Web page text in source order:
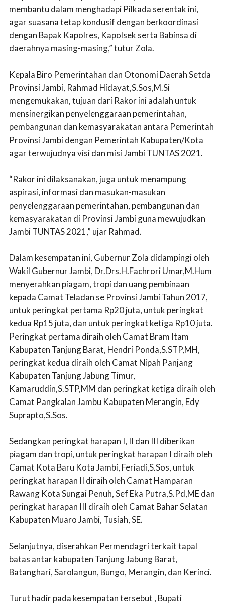
membantu dalam menghadapi Pilkada serentak ini,
agar suasana tetap kondusif dengan berkoordinasi
dengan Bapak Kapolres, Kapolsek serta Babinsa di
daerahnya masing-masing,” tutur Zola.
Kepala Biro Pemerintahan dan Otonomi Daerah Setda
Provinsi Jambi, Rahmad Hidayat,S.Sos,M.Si
mengemukakan, tujuan dari Rakor ini adalah untuk
mensinergikan penyelenggaraan pemerintahan,
pembangunan dan kemasyarakatan antara Pemerintah
Provinsi Jambi dengan Pemerintah Kabupaten/Kota
agar terwujudnya visi dan misi Jambi TUNTAS 2021.
“Rakor ini dilaksanakan, juga untuk menampung
aspirasi, informasi dan masukan-masukan
penyelenggaraan pemerintahan, pembangunan dan
kemasyarakatan di Provinsi Jambi guna mewujudkan
Jambi TUNTAS 2021,” ujar Rahmad.
Dalam kesempatan ini, Gubernur Zola didampingi oleh
Wakil Gubernur Jambi, Dr.Drs.H.Fachrori Umar,M.Hum
menyerahkan piagam, tropi dan uang pembinaan
kepada Camat Teladan se Provinsi Jambi Tahun 2017,
untuk peringkat pertama Rp20 juta, untuk peringkat
kedua Rp15 juta, dan untuk peringkat ketiga Rp10 juta.
Peringkat pertama diraih oleh Camat Bram Itam
Kabupaten Tanjung Barat, Hendri Ponda,S.STP,MH,
peringkat kedua diraih oleh Camat Nipah Panjang
Kabupaten Tanjung Jabung Timur,
Kamaruddin,S.STP,MM dan peringkat ketiga diraih oleh
Camat Pangkalan Jambu Kabupaten Merangin, Edy
Suprapto,S.Sos.
Sedangkan peringkat harapan I, II dan III diberikan
piagam dan tropi, untuk peringkat harapan I diraih oleh
Camat Kota Baru Kota Jambi, Feriadi,S.Sos, untuk
peringkat harapan II diraih oleh Camat Hamparan
Rawang Kota Sungai Penuh, Sef Eka Putra,S.Pd,ME dan
peringkat harapan III diraih oleh Camat Bahar Selatan
Kabupaten Muaro Jambi, Tusiah, SE.
Selanjutnya, diserahkan Permendagri terkait tapal
batas antar kabupaten Tanjung Jabung Barat,
Batanghari, Sarolangun, Bungo, Merangin, dan Kerinci.
Turut hadir pada kesempatan tersebut , Bupati